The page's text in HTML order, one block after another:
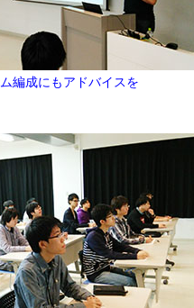
編成にもアドバイスを